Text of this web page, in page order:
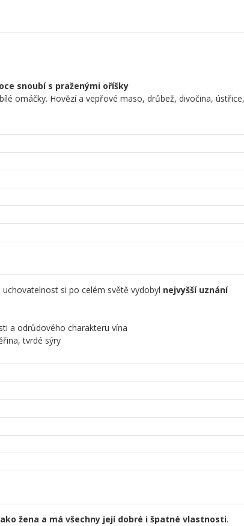
snoubí s praženými oříšky
omáčky. Hovězí a vepřové maso, drůbež, divočina, ústřice,
si po celém světě vydobyl nejvyšší uznání
a odrůdového charakteru vína
tvrdé sýry
žena a má všechny její dobré i špatné vlastnosti.